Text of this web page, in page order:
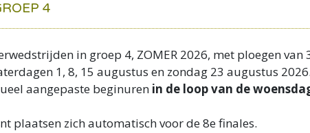
4
in groep 4, ZOMER 2026, met ploegen van
1, 8, 15 augustus en zondag 23 augustus 2026.
aangepaste beginuren in de loop van de
plaatsen zich automatisch voor de 8e finales.